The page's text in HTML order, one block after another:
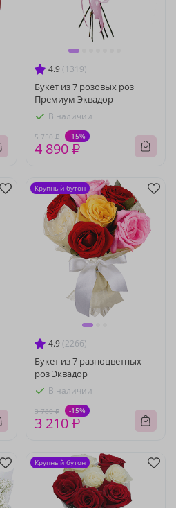
4.9 (1319)
Букет из 7 розовых роз
Премиум Эквадор
В наличии
5 750 ₽ -15%
4 890 ₽
4.9 (2266)
Букет из 7 разноцветных
роз Эквадор
В наличии
3 780 ₽ -15%
3 210 ₽
Крупный бутон
Крупный бутон